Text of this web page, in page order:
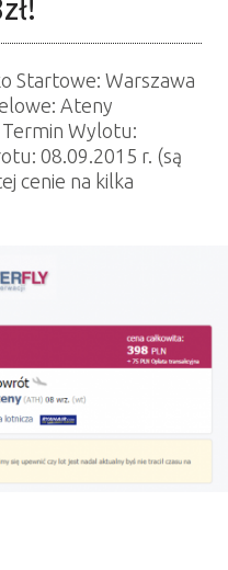
Startowe: Warszawa
Ateny
Wylotu:
08.09.2015 r. (są
cenie na kilka